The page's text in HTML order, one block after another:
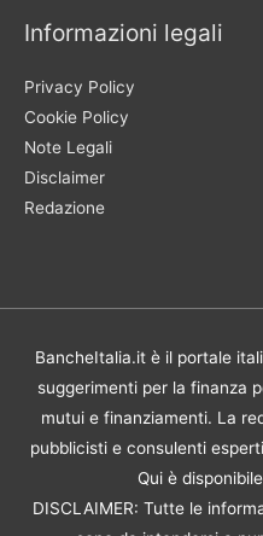
Informazioni legali
Privacy Policy
Cookie Policy
Note Legali
Disclaimer
Redazione
BancheItalia.it è il portale
suggerimenti per la finanza
mutui e finanziamenti. La
pubblicisti e consulenti
Qui è
DISCLAIMER: Tutte le